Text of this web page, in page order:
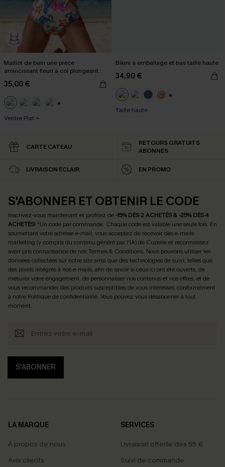
Maillot de bain une pièce
amincissant fleuri à col plongeant
35,00 €
Ventre Plat +
Bikini à emballage et bas taille haute
34,90 €
Taille haute
CARTE CATEAU
RETOURS GRATUITS
ABONNÉS
LIVRAISON ÉCLAIR EN PROMO
S'ABONNER ET OBTENIR LE CODE
Inscrivez-vous maintenant et profitez de -15% DÈS 2 ACHETÉS & -25% DÈS 4
ACHETÉS! *Un code par commande. Chaque code est valable une seule fois. En
soumettant votre adresse e-mail, vous acceptez de recevoir des e-mails
marketing (y compris du contenu généré par l'IA) de Cupshe et reconnaissez
avoir pris connaissance de nosTermes & Conditions. Nous pouvons utiliser les
données collectées sur notre site ainsi que des technologies de suivi, telles que
des pixels intégrés à nos e-mails, afin de savoir si ceux-ci ont été ouverts, de
mesurer votre engagement, de personnaliser nos contenus et nos offres, et de
vous recommander des produits susceptibles de vous intéresser, conformément
à notre Politique de confidentialité. Vous pouvez vous désabonner à tout
moment.
S'ABONNER
LA MARQUE
À propos de nous
Avis clients
SERVICES
Livraison offerte dès 55 €
Suivi de commande